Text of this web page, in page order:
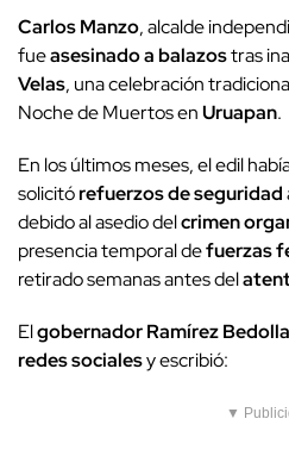
Carlos Manzo, alcalde
fueasesinado a balazostras
Velas, una celebración
Noche de Muertos enUruapan.
En los últimos meses, el edil
solicitórefuerzos de seguridad
debido al asedio delcrimen
presencia temporal defuerzas
retirado semanas antes del
ElgobernadorRamírez Bedolla
redes socialesy escribió:
▼